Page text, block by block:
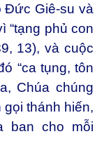
Đức Giê-su và
“tạng phủ con
13), và cuộc
“ca tụng, tôn
Chúa chúng
gọi thánh hiến,
ban cho mỗi